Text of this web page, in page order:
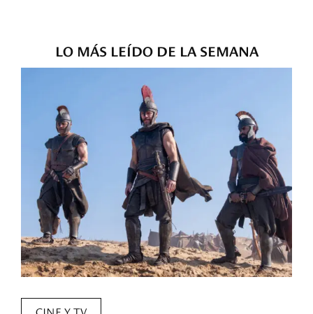
LO MÁS LEÍDO DE LA SEMANA
CINE Y TV